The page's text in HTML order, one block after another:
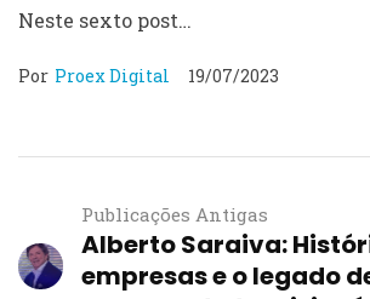
Neste sexto post…
Por Proex Digital 19/07/2023
Publicações Antigas
Alberto Saraiva:
empresas e o legado